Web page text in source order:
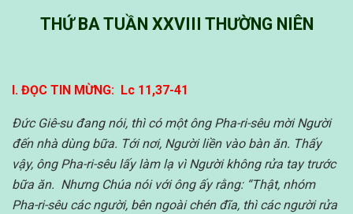
THỨ BA TUẦN XXVIII THƯỜNG NIÊN
I. ĐỌC TIN MỪNG: Lc 11,37-41
Đức Giê-su đang nói, thì có một ông Pha-ri-sêu mời Người
đến nhà dùng bữa. Tới nơi, Người liền vào bàn ăn. Thấy
vậy, ông Pha-ri-sêu lấy làm lạ vì Người không rửa tay trước
bữa ăn. Nhưng Chúa nói với ông ấy rằng: “Thật, nhóm
Pha-ri-sêu các người, bên ngoài chén đĩa, thì các người rửa